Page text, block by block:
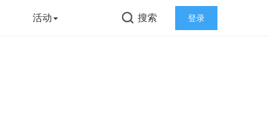
活动 搜索 登录